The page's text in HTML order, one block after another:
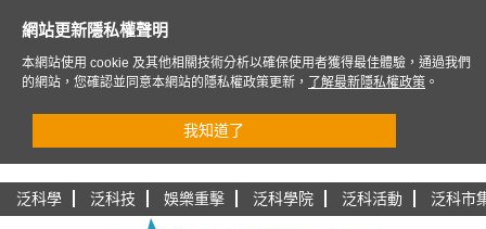
泛科學 泛科技 娛樂重擊 泛科學院 泛科活動 泛科市
網站更新隱私權聲明
本網站使用 cookie 及其他相關技術分析以確保使用者獲得最佳體驗，通過我們
的網站，您確認並同意本網站的隱私權政策更新，
了解最新隱私權政策 。
我知道了